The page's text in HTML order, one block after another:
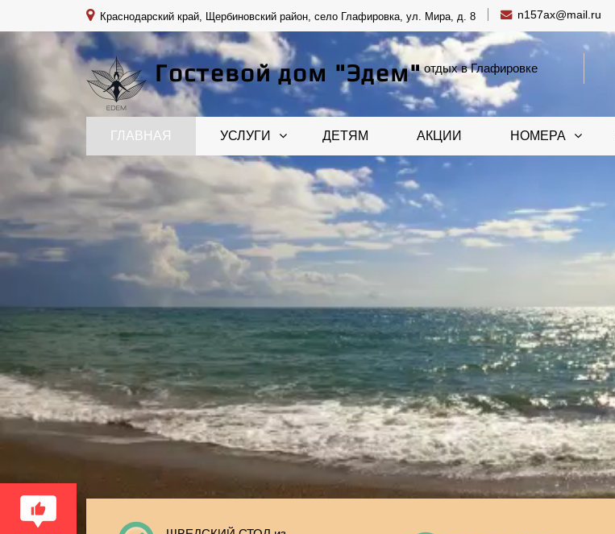
Краснодарский край, Щербиновский район, село Глафировка, ул. Мира, д. 8 n157ax@mail.ru
Гостевой дом "Эдем" отдых в Глафировке
ГЛАВНАЯ УСЛУГИ ДЕТЯМ АКЦИИ НОМЕРА